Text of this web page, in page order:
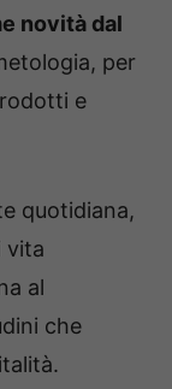
novità dal
per
e
quotidiana,
vita
al
che